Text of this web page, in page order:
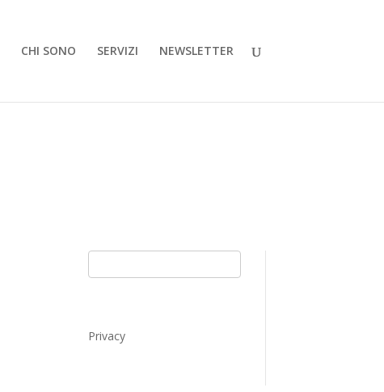
CHI SONO SERVIZI NEWSLETTER
Privacy